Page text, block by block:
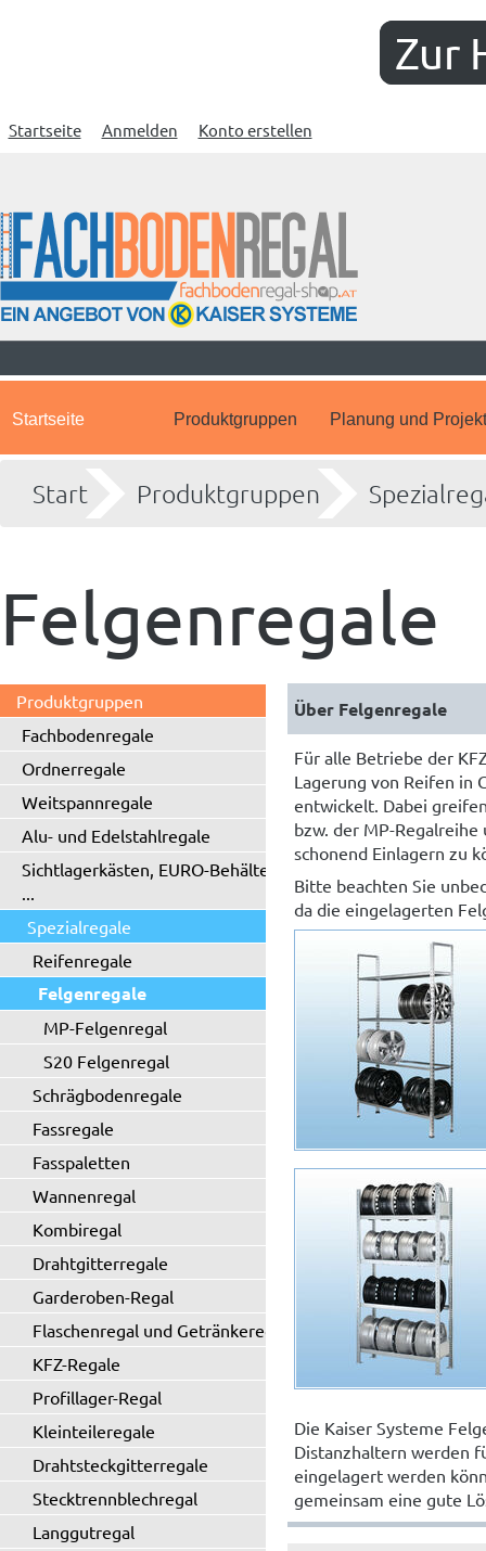
Zur
Startseite Anmelden Konto erstellen
Startseite Produktgruppen Planung und
Start Produktgruppen
Felgenregale
Produktgruppen
Fachbodenregale
Ordnerregale
Weitspannregale
Alu- und Edelstahlregale
Sichtlagerkästen, EURO-Behälter
...
Spezialregale
Reifenregale
Felgenregale
MP-Felgenregal
S20 Felgenregal
Schrägbodenregale
Fassregale
Fasspaletten
Wannenregal
Kombiregal
Drahtgitterregale
Garderoben-Regal
Flaschenregal und Getränkeregal
KFZ-Regale
Profillager-Regal
Kleinteileregale
Drahtsteckgitterregale
Stecktrennblechregal
Langgutregal
Über Felgenregale
Für alle Betriebe der
Lagerung von Reifen in
entwickelt. Dabei
bzw. der MP-
schonend Einlagern zu
Bitte beachten Sie
da die eingelagerten
Die Kaiser Systeme
Distanzhaltern werden
eingelagert werden
gemeinsam eine gute